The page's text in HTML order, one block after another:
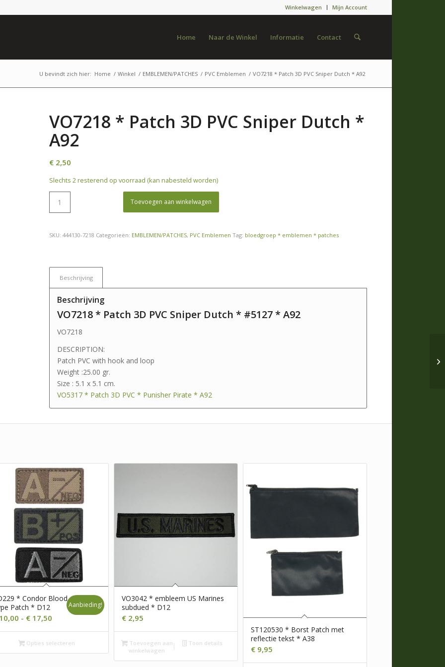
Winkelwagen Mijn Account
Home Naar de Winkel Informatie Contact
U bevindt zich hier: Home / Winkel / EMBLEMEN/PATCHES / PVC Emblemen / VO7218 * Patch 3D PVC Sniper Dutch * A92
VO7218 * Patch 3D PVC Sniper Dutch *
A92
€2,50
Slechts 2 resterend op voorraad (kan nabesteld worden)
Toevoegen aan winkelwagen
SKU: 444130-7218 Categorieën: EMBLEMEN/PATCHES, PVC Emblemen Tag: bloedgroep * emblemen * patches
Beschrijving
Beschrijving
VO7218 * Patch 3D PVC Sniper Dutch * #5127 * A92
VO7218
DESCRIPTION:
Patch PVC with hook and loop
Weight :25.00 gr.
Size : 5.1 x 5.1 cm.
VO5317 * Patch 3D PVC * Punisher Pirate * A92
* Condor Blood
Patch * D12
10,00 - € 17,50 Prijsklasse:
€ 10,00
tot
€ 17,50
Aanbieding!
Opties selecteren
VO3042 * embleem US Marines
subdued * D12
€ 2,95
Toevoegen aan
winkelwagen
Toon details
ST120530 * Borst Patch met
reflectie tekst * A38
€ 9,95